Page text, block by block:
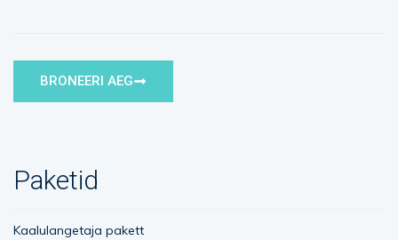
BRONEERI AEG
Paketid
Kaalulangetaja pakett